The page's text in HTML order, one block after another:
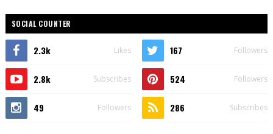
SOCIAL COUNTER
2.3k Likes 167 Followers
2.8k Subscribes 524 Followers
49 Followers 286 Subscribes